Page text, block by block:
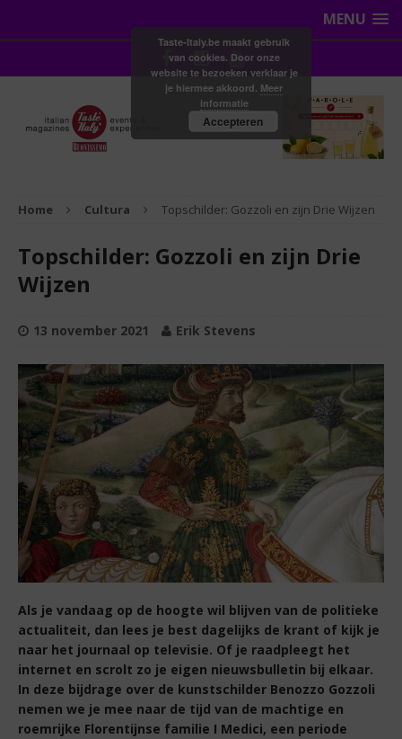
MENU
Home Cultura Topschilder: Gozzoli en zijn Drie Wijzen
Topschilder: Gozzoli en zijn Drie
Wijzen
13 november 2021 Erik Stevens
Als je vandaag op de hoogte wil blijven van de politieke
actualiteit, dan lees je best dagelijks de krant of kijk je
naar het journaal op televisie. Of je raadpleegt het
internet en scrolt zo je eigen nieuwsbulletin bij elkaar.
In deze bijdrage over de kunstschilder Benozzo Gozzoli
nemen we je mee naar de tijd van de machtige en
roemrijke Florentijnse familie I Medici, een periode
Taste-Italy.be maakt gebruik
van cookies. Door onze
website te bezoeken verklaar je
je hiermee akkoord. Meer
informatie
Accepteren